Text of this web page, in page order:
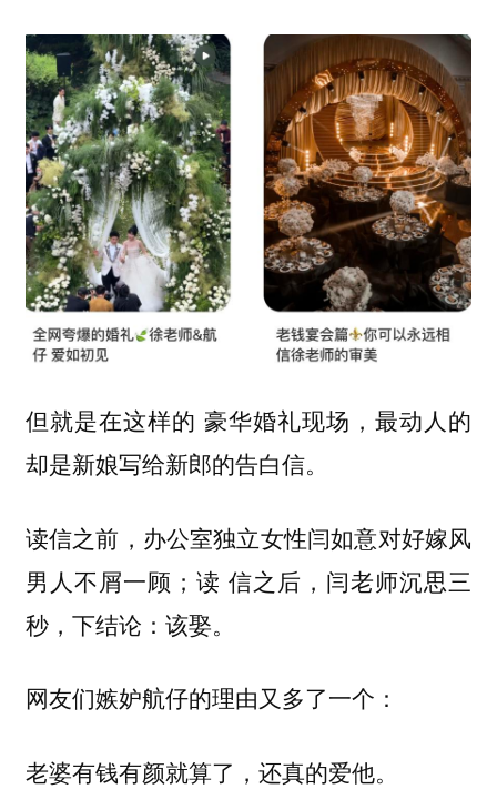
但就是在这样的 豪华婚礼现场，最动人的
却是新娘写给新郎的告白信。
读信之前，办公室独立女性闫如意对好嫁风
男人不屑一顾；读 信之后，闫老师沉思三
秒，下结论：该娶。
网友们嫉妒航仔的理由又多了一个：
老婆有钱有颜就算了，还真的爱他。